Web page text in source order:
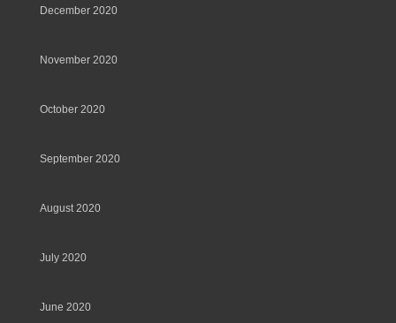
December 2020
November 2020
October 2020
September 2020
August 2020
July 2020
June 2020